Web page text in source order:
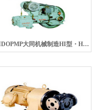
DAIDOPMP大同机械制造HI型・HT型真空泵（往复运动式）